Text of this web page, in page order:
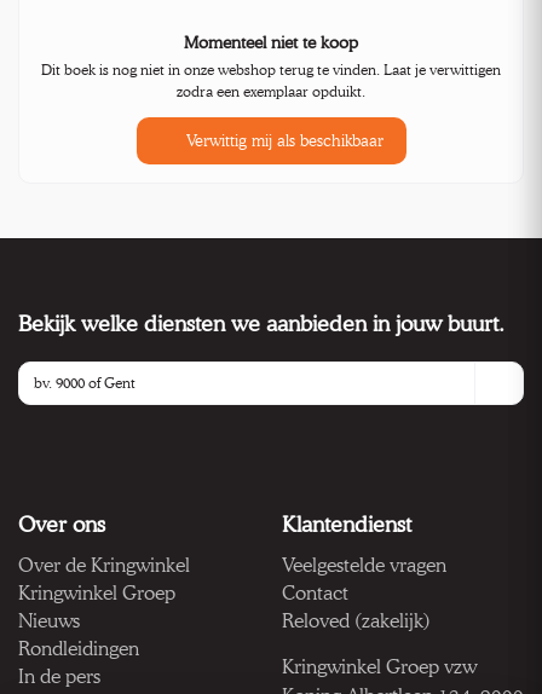
Momenteel niet te koop
Dit boek is nog niet in onze webshop terug te vinden. Laat je verwittigen
zodra een exemplaar opduikt.
Verwittig mij als beschikbaar
Bekijk welke diensten we aanbieden in jouw buurt.
Over ons
Over de Kringwinkel
Kringwinkel Groep
Nieuws
Rondleidingen
In de pers
Klantendienst
Veelgestelde vragen
Contact
Reloved (zakelijk)
Kringwinkel Groep vzw